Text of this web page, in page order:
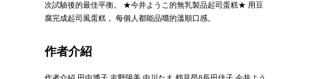
次試驗後的最佳平衡。 ★今井ようこ的無乳製品起司蛋糕★ 用豆
腐完成起司風蛋糕， 每個人都能品嚐的溫順口感。
作者介紹